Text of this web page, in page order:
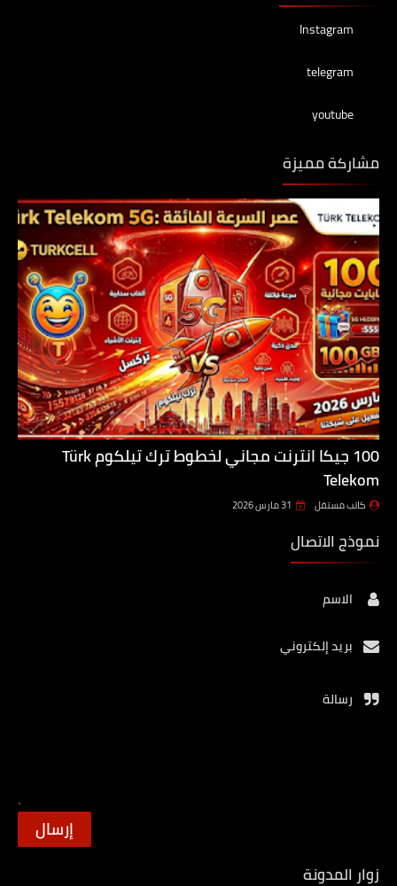
Instagram
telegram
youtube
مشاركة مميزة
100 جيكا انترنت مجاني لخطوط ترك تيلكوم Türk
Telekom
كاتب مستقل 31 مارس 2026
نموذج الاتصال
الاسم
بريد إلكتروني
رسالة
زوار المدونة